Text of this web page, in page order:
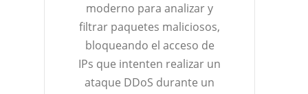
moderno para analizar y
filtrar paquetes maliciosos,
bloqueando el acceso de
IPs que intenten realizar un
ataque DDoS durante un